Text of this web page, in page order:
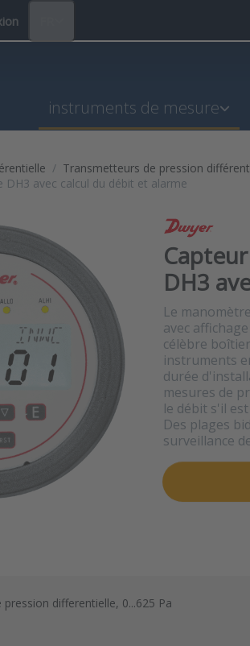
instruments de mesure
Transmetteurs de pression
avec calcul du débit et alarme
DH3
Le
avec
célèbre
instruments
durée
mesures de
le débit s'il
Des plages
surveillance
differentielle, 0...625 Pa